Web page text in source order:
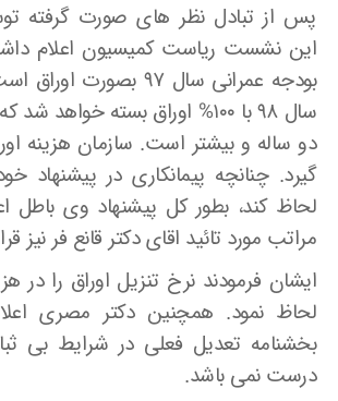
پس از تبادل نظر های صورت گرفته
بودجه عمرانی سال ۹۷
سال ۹۸ با ۱۰۰% اوراق بسته خواهد
دو ساله و بیشتر است. سازمان هزینه
گیرد. چنانچه پیمانکاری در پیشنهاد
لحاظ کند، بطور کل پیشنهاد وی باطل
مراتب مورد تائید اقای دکتر قانع فر نیز
ایشان فرمودند نرخ تنزیل اوراق را در
لحاظ نمود. همچنین دکتر مصری
بخشنامه تعدیل فعلی در شرایط بی
درست نمی باشد.